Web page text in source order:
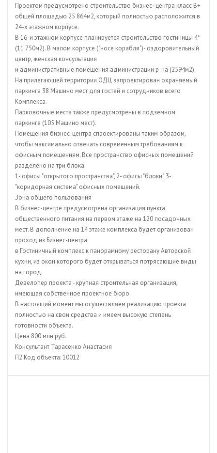
Проектом предусмотрено строительство бизнес=центра класс В+
общей площадью 25 864м2, который полностью расположится в
24-х этажном корпусе.
В 16-и этажном корпусе планируется строительство гостиницы 4*
(11 750м2). В малом корпусе ("носе корабля")- оздоровительный
центр, женская консультация
и административные помещения администрации р-на (2594м2).
На прилегающей территории ОДЦ запроектирован охраняемый
паркинга 38 Машино мест для гостей и сотрудников всего
Комплекса.
Парковочные места также предусмотрены в подземном
паркинге (105 Машино мест).
Помещения бизнес-центра спроектированы таким образом,
чтобы максимально отвечать современным требованиям к
офисным помещениям. Все пространство офисных помещений
разделено на три блока:
1- офисы "открытого пространства", 2- офисы "блоки", 3-
"коридорная система" офисных помещений.
Зона общего пользования
В бизнес-центре предусмотрена организация пункта
общественного питания на первом этаже на 120 посадочных
мест. В дополнение на 14 этаже комплекса будет организован
проход из Бизнес-центра
в Гостиничный комплекс к панорамному ресторану Авторской
кухни, из окон которого будет открываться потрясающие виды
на город.
Девелопер проекта - крупная строительная организация,
имеющая собственное проектное бюро.
В настоящий момент мы осуществляем реализацию проекта
полностью на свои средства и имеем высокую степень
готовности объекта.
Цена 800 млн руб.
Консультант Тарасенко Анастасия
П2 Код объекта: 10012